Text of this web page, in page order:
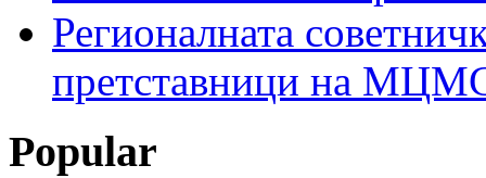
Регионалната
претставници на МЦМС
Popular